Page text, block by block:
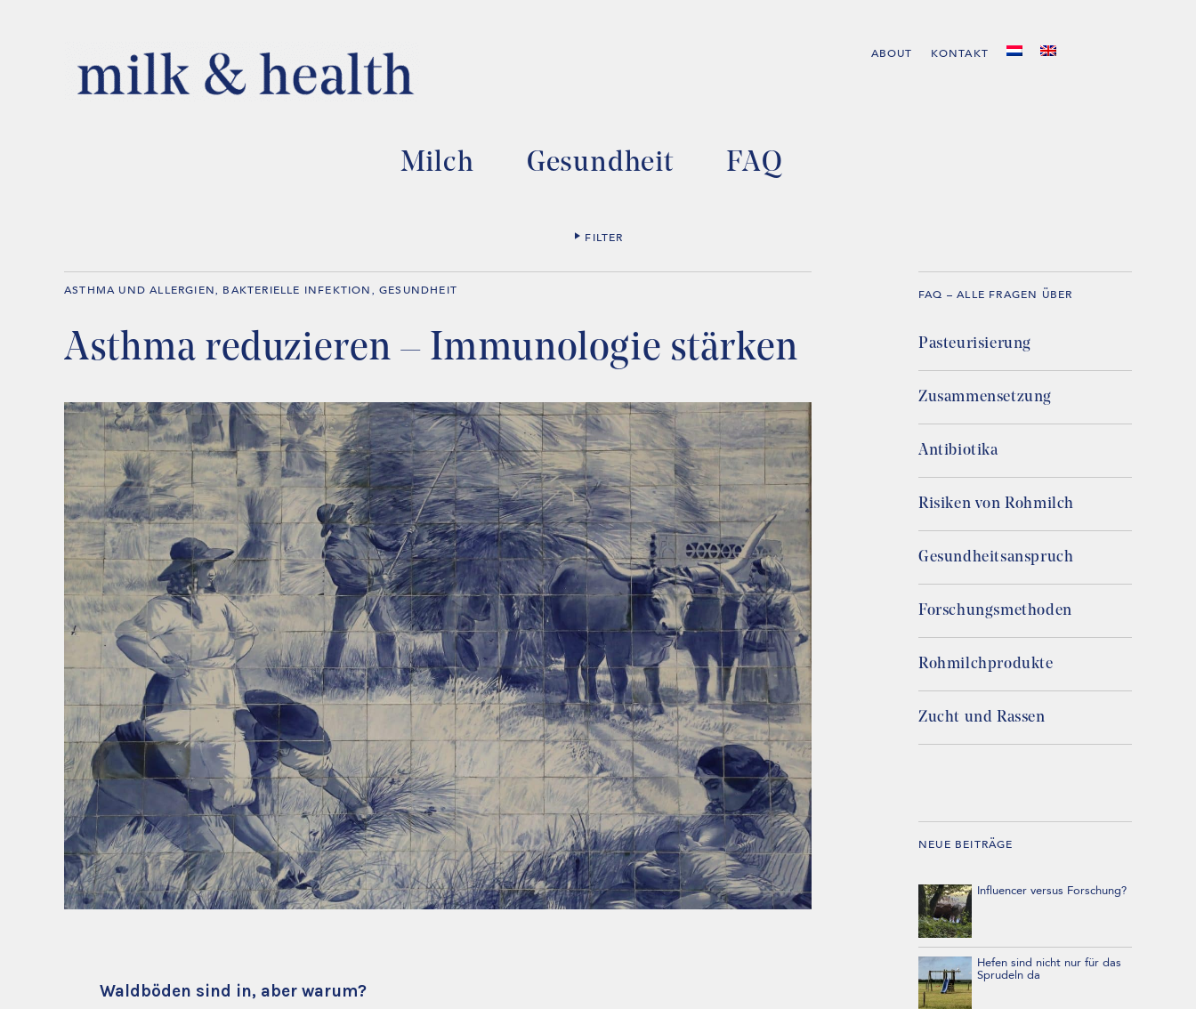
ABOUT KONTAKT
Milch Gesundheit FAQ
FILTER
ASTHMA UND ALLERGIEN, BAKTERIELLE INFEKTION ,GESUNDHEIT
Asthma reduzieren – Immunologie stärken
Waldböden sind in, aber warum?
FAQ – ALLE FRAGEN ÜBER
Pasteurisierung
Zusammensetzung
Antibiotika
Risiken von Rohmilch
Gesundheitsanspruch
Forschungsmethoden
Rohmilchprodukte
Zucht und Rassen
NEUE BEITRÄGE
Influencer versus Forschung?
Hefen sind nicht nur für das
Sprudeln da